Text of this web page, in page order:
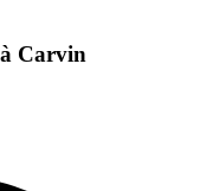
à Carvin